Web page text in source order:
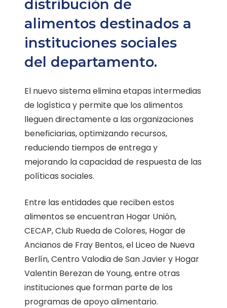
distribución de
alimentos destinados a
instituciones sociales
del departamento.
El nuevo sistema elimina etapas intermedias
de logística y permite que los alimentos
lleguen directamente a las organizaciones
beneficiarias, optimizando recursos,
reduciendo tiempos de entrega y
mejorando la capacidad de respuesta de las
políticas sociales.
Entre las entidades que reciben estos
alimentos se encuentran Hogar Unión,
CECAP, Club Rueda de Colores, Hogar de
Ancianos de Fray Bentos, el Liceo de Nueva
Berlín, Centro Valodia de San Javier y Hogar
Valentin Berezan de Young, entre otras
instituciones que forman parte de los
programas de apoyo alimentario.